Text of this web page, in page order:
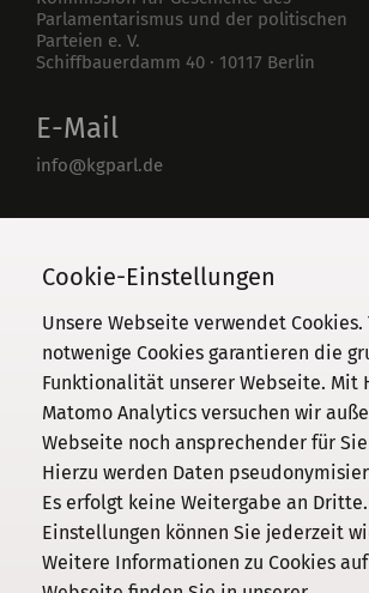
Parlamentarismus und der politischen
Parteien e. V.
Schiffbauerdamm 40 · 10117 Berlin
E-Mail
info@kgparl.de
030 / 206 33 94-0
Kommission
Institut
Forschung
Publikationen
Datenschutz
Cookie-Einstellungen
Unsere Webseite verwendet Cookies.
notwenige Cookies garantieren die
Funktionalität unserer Webseite. Mit
Matomo Analytics versuchen wir
Webseite noch ansprechender für
Hierzu werden Daten
Es erfolgt keine Weitergabe an
Einstellungen können Sie jederzeit
Weitere Informationen zu Cookies